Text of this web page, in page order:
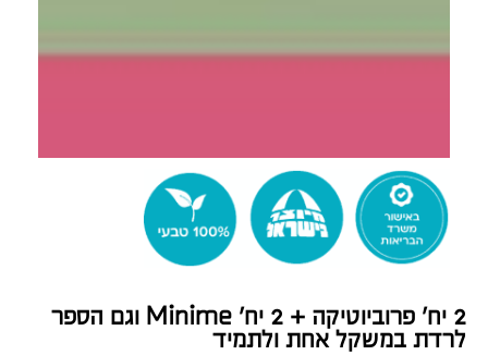
2 יח' פרוביוטיקה + 2 יח' Minime וגם הספר
לרדת במשקל אחת ולתמיד